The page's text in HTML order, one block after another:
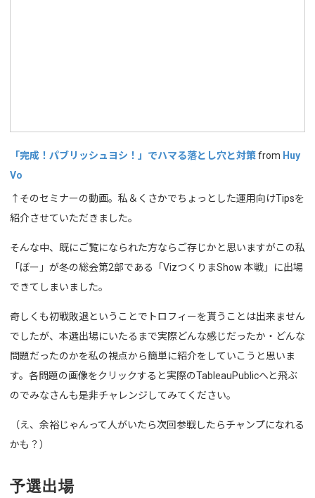
「完成！パブリッシュヨシ！」でハマる落とし穴と対策from Huy
Vo
↑そのセミナーの動画。私＆くさかでちょっとした運用向けTipsを
紹介させていただきました。
そんな中、既にご覧になられた方ならご存じかと思いますがこの私
「ぼー」が冬の総会第2部である「VizつくりまShow 本戦」に出場
できてしまいました。
奇しくも初戦敗退ということでトロフィーを貰うことは出来ません
でしたが、本選出場にいたるまで実際どんな感じだったか・どんな
問題だったのかを私の視点から簡単に紹介をしていこうと思いま
す。各問題の画像をクリックすると実際のTableauPublicへと飛ぶ
のでみなさんも是非チャレンジしてみてください。
（え、余裕じゃんって人がいたら次回参戦したらチャンプになれる
かも？）
予選出場